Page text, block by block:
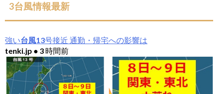
3台風情報最新
強い台風13号接近 通勤・帰宅への影響は
tenki.jp • 3 時間前